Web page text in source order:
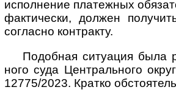
испол­не­ние пла­теж­ных
фак­тиче­ски, дол­жен
согла­сно конт­ракту.
Подобная ситуация была
ного суда Цент­раль­ного
12775/2023. Кратко